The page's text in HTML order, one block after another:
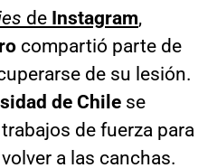
de Instagram,
compartió parte de
de su lesión.
de Chile se
de fuerza para
a las canchas.